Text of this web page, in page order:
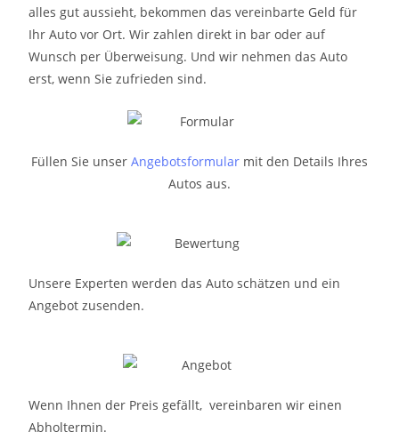
alles gut aussieht, bekommen das vereinbarte Geld für
Ihr Auto vor Ort. Wir zahlen direkt in bar oder auf
Wunsch per Überweisung. Und wir nehmen das Auto
erst, wenn Sie zufrieden sind.
Füllen Sie unser Angebotsformular mit den Details Ihres
Autos aus.
Unsere Experten werden das Auto schätzen und ein
Angebot zusenden.
Wenn Ihnen der Preis gefällt, vereinbaren wir einen
Abholtermin.